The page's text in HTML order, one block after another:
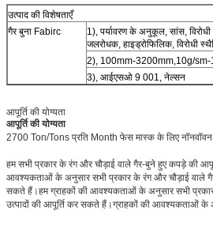
उत्पाद की विशेषताएँ
गैर बुना Fabirc
1), पर्यावरण के अनुकूल, सांस, विरोधी
जलरोधक, हाइड्रोफिलिक, विरोधी
2), 100mm-3200mm,10g/sm-
3), आईएसओ 9 001, नेल्सन
आपूर्ति की योग्यता
आपूर्ति की योग्यता
2700 Ton/Tons प्रति Month फेस मास्क के लिए
हम सभी प्रकार के रंग और चौड़ाई वाले गैर-बुने हुए कपड़े की
आवश्यकताओं के अनुसार सभी प्रकार के रंग और चौड़ाई वाले
सकते हैं।हम ग्राहकों की आवश्यकताओं के अनुसार सभी
उत्पादों की आपूर्ति कर सकते हैं।ग्राहकों की आवश्यकताओं के